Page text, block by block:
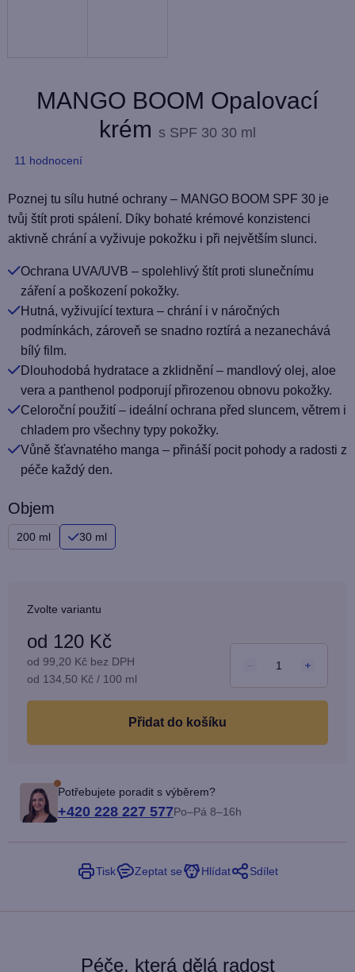
MANGO BOOM Opalovací
krém s SPF 30 30 ml
Průměrné
produktu
je
5,0
5
hvězdiček.
11 hodnocení
Poznej tu sílu hutné ochrany – MANGO BOOM SPF 30 je
tvůj štít proti spálení. Díky bohaté krémové konzistenci
aktivně chrání a vyživuje pokožku i při největším slunci.
Ochrana UVA/UVB – spolehlivý štít proti slunečnímu
záření a poškození pokožky.
Hutná, vyživující textura – chrání i v náročných
podmínkách, zároveň se snadno roztírá a nezanechává
bílý film.
Dlouhodobá hydratace a zklidnění – mandlový olej, aloe
vera a panthenol podporují přirozenou obnovu pokožky.
Celoroční použití – ideální ochrana před sluncem, větrem i
chladem pro všechny typy pokožky.
Vůně šťavnatého manga – přináší pocit pohody a radosti z
péče každý den.
Objem
200 ml 30 ml
od 120 Kč
od 99,20 Kč bez DPH
Měrná
od 134,50 Kč / 100 ml
Zvolte variantu
do košíku
Potřebujete poradit s výběrem?
+420 228 227 577Po–Pá 8–16h
Tisk Zeptat se Hlídat Sdílet
Péče, která dělá radost